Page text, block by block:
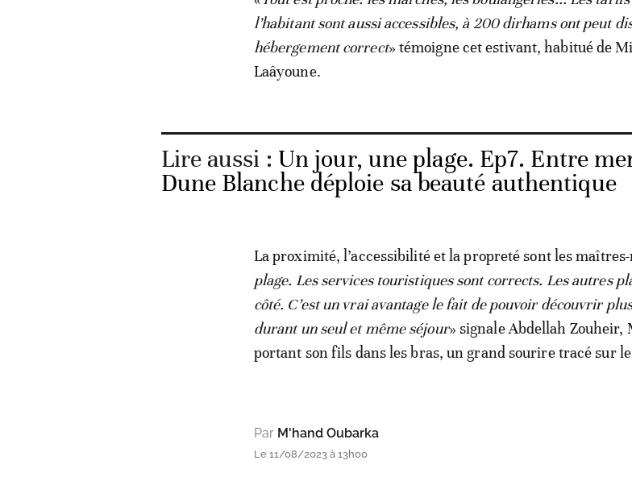
l’habitant sont aussi accessibles, à 200 dirhams ont peut
hébergement correct» témoigne cet estivant, habitué de
Laâyoune.
Lire aussi : Un jour, une plage. Ep7. Entre
Dune Blanche déploie sa beauté authentique
La proximité, l’accessibilité et la propreté sont les
plage. Les services touristiques sont corrects. Les autres
côté. C’est un vrai avantage le fait de pouvoir découvrir
durant un seul et même séjour» signale Abdellah Zouheir,
portant son fils dans les bras, un grand sourire tracé sur
Par M'hand Oubarka
Le 11/08/2023 à 13h00